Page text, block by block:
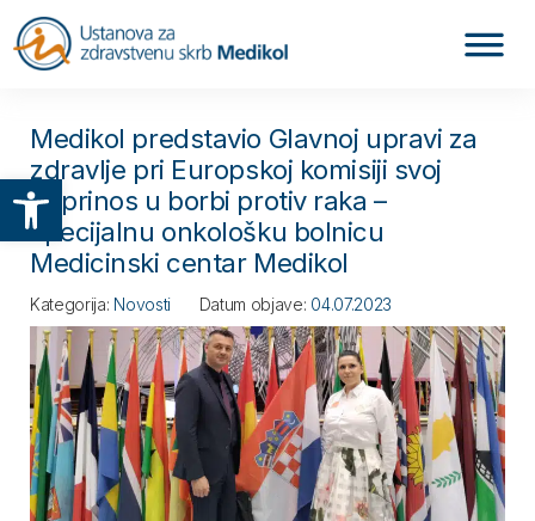
Otvori alatnu traku
Medikol predstavio Glavnoj upravi za
zdravlje pri Europskoj komisiji svoj
doprinos u borbi protiv raka –
specijalnu onkološku bolnicu
Medicinski centar Medikol
Kategorija: Novosti Datum objave: 04.07.2023